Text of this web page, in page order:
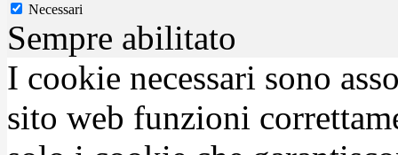
Necessari
Sempre abilitato
I cookie necessari sono
sito web funzioni